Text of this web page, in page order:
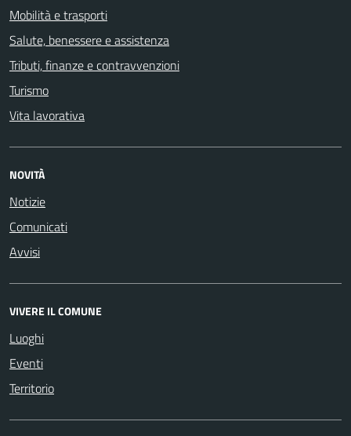
Mobilità e trasporti
Salute, benessere e assistenza
Tributi, finanze e contravvenzioni
Turismo
Vita lavorativa
NOVITÀ
Notizie
Comunicati
Avvisi
VIVERE IL COMUNE
Luoghi
Eventi
Territorio